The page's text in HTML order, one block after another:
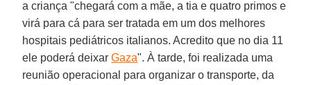
a criança "chegará com a mãe, a tia e quatro primos e
virá para cá para ser tratada em um dos melhores
hospitais pediátricos italianos. Acredito que no dia 11
ele poderá deixarGaza". À tarde, foi realizada uma
reunião operacional para organizar o transporte, da